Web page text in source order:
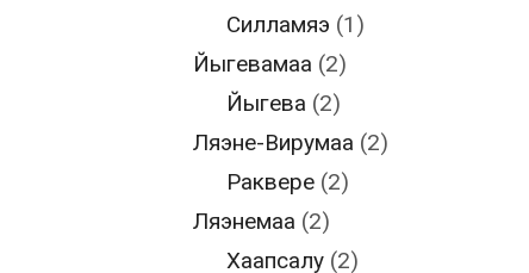
Силламяэ (1)
Йыгевамаа (2)
Йыгева (2)
Ляэне-Вирумаа (2)
Раквере (2)
Ляэнемаа (2)
Хаапсалу (2)